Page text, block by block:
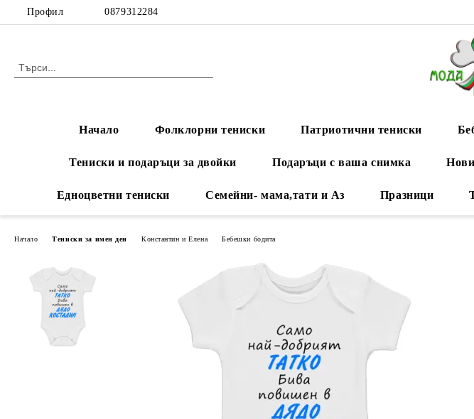
Профил 0879312284
Начало Фолклорни тениски Патриотични тениски
Тениски и подаръци за двойки Подаръци с ваша снимка
Едноцветни тениски Семейни- мама,тати и Аз Празници
Начало Тениски за имен ден Константин и Елена Бебешки бодита